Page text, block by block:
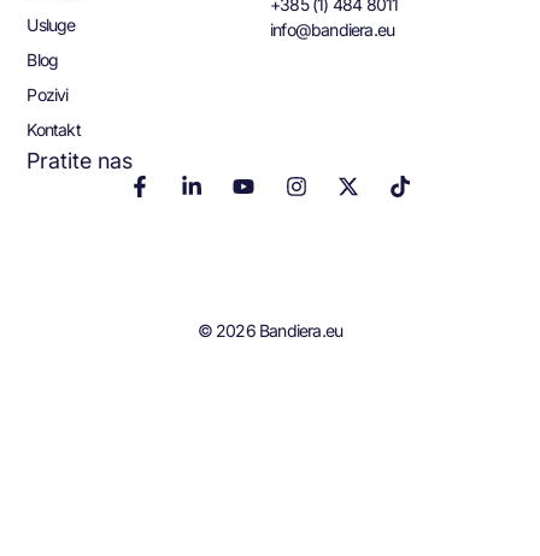
Usluge
Blog
Pozivi
Kontakt
+385 (1) 484 8011
info@bandiera.eu
Pratite nas
© 2026 Bandiera.eu